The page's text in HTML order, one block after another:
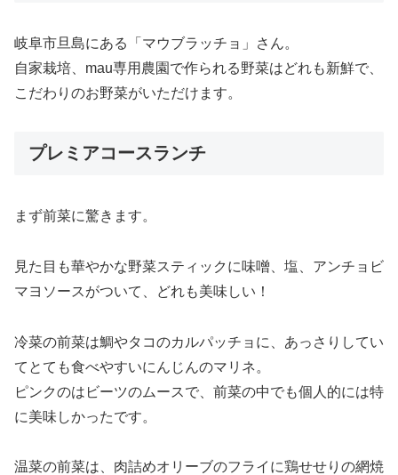
岐阜市旦島にある「マウブラッチョ」さん。
自家栽培、mau専用農園で作られる野菜はどれも新鮮で、
こだわりのお野菜がいただけます。
プレミアコースランチ
まず前菜に驚きます。
見た目も華やかな野菜スティックに味噌、塩、アンチョビ
マヨソースがついて、どれも美味しい！
冷菜の前菜は鯛やタコのカルパッチョに、あっさりしてい
てとても食べやすいにんじんのマリネ。
ピンクのはビーツのムースで、前菜の中でも個人的には特
に美味しかったです。
温菜の前菜は、肉詰めオリーブのフライに鶏せせりの網焼